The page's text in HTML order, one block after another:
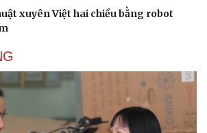
xuyên Việt hai chiều bằng robot